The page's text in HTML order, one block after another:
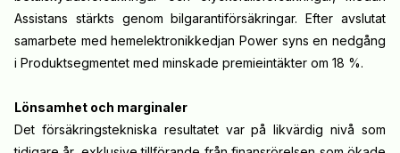
Assistans stärkts genom bilgarantiförsäkringar. Efter avslutat
samarbete med hemelektronikkedjan Power syns en nedgång
i Produktsegmentet med minskade premieintäkter om 18 %.
Lönsamhet och marginaler
Det försäkringstekniska resultatet var på likvärdig nivå som